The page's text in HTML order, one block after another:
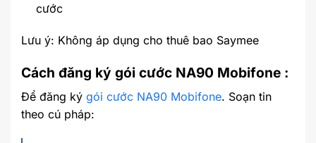
cước
Lưu ý: Không áp dụng cho thuê bao Saymee
Cách đăng ký gói cước NA90 Mobifone :
Để đăng ký gói cước NA90 Mobifone. Soạn tin
theo cú pháp: